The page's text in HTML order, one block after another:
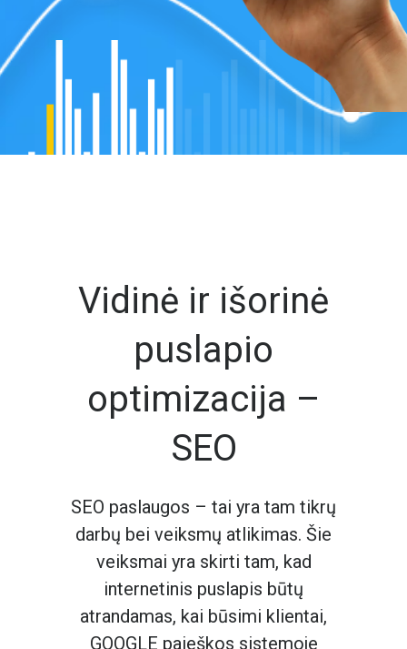
Vidinė ir išorinė
puslapio
optimizacija –
SEO
SEO paslaugos – tai yra tam tikrų
darbų bei veiksmų atlikimas. Šie
veiksmai yra skirti tam, kad
internetinis puslapis būtų
atrandamas, kai būsimi klientai,
GOOGLE paieškos sistemoje